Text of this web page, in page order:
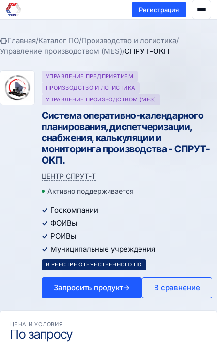
Регистрация
Главная/Каталог ПО/Производство и логистика/
Управление производством (MES)/СПРУТ-ОКП
УПРАВЛЕНИЕ ПРЕДПРИЯТИЕМ
ПРОИЗВОДСТВО И ЛОГИСТИКА
УПРАВЛЕНИЕ ПРОИЗВОДСТВОМ (MES)
Система оперативно-календарного
планирования, диспетчеризации,
снабжения, калькуляции и
мониторинга производства - СПРУТ-
ОКП.
ЦЕНТР СПРУТ-Т
Активно поддерживается
Госкомпании
ФОИВы
РОИВы
Муниципальные учреждения
В РЕЕСТРЕ ОТЕЧЕСТВЕННОГО ПО
Запросить продукт→ В сравнение
ЦЕНА И УСЛОВИЯ
По запросу